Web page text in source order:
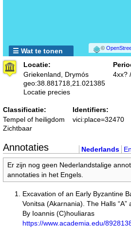
©
☰ Wat te tonen
Locatie:
Griekenland, Drymós
geo:38.881718,21.021385
Locatie precies
4xx?
Classificatie:
Tempel of heiligdom
Zichtbaar
Identifiers:
vici:place=32470
Annotaties Nederlands
Er zijn nog geen Nederlandstalige
annotaties in het Engels.
Excavation of an Early Byzantine
Vonitsa (Akarnania). The Halls “A”
By Ioannis (C)houliaras
https://www.academia.edu/